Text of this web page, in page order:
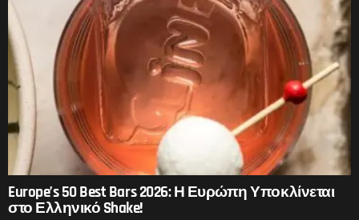
Europe’s 50 Best Bars 2026: Η Ευρώπη Υποκλίνεται
στο Ελληνικό Shake!